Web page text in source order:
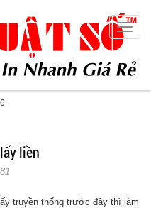
Toggle
liền
truyền thống trước đây thì làm